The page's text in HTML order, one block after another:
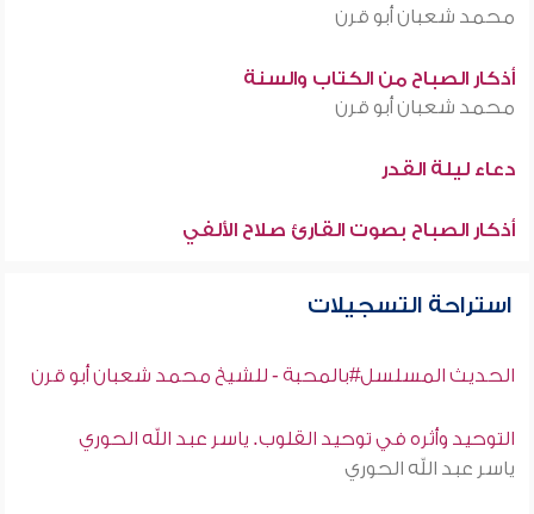
محمد شعبان أبو قرن
أذكار الصباح من الكتاب والسنة
محمد شعبان أبو قرن
دعاء ليلة القدر
أذكار الصباح بصوت القارئ صلاح الألفي
استراحة التسجيلات
الحديث المسلسل#بالمحبة - للشيخ محمد شعبان أبو قرن
التوحيد وأثره في توحيد القلوب. ياسر عبد الله الحوري
ياسر عبد الله الحوري